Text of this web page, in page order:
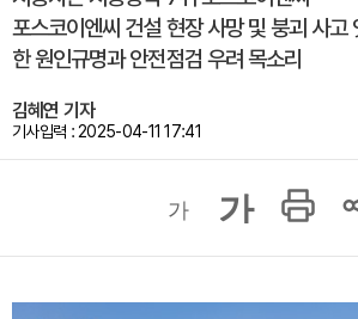
포스코이엔씨 건설 현장 사망 및 붕괴 사고
한 원인규명과 안전점검 우려 목소리
김혜연 기자
기사입력 : 2025-04-11 17:41
가 가